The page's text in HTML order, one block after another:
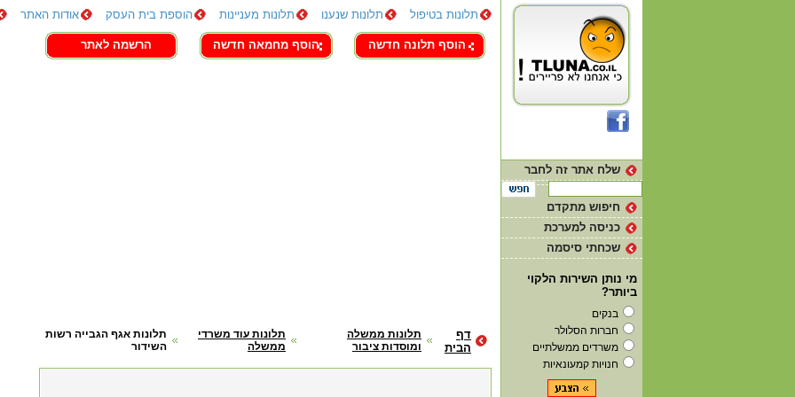
תלונות בטיפול תלונות שנענו תלונות מעניינות הוספת בית העסק אודות האתר
צור קשר
הוסף תלונה חדשה הוסף מחמאה חדשה הרשמה לאתר
תלונות אגף הגבייה רשות
השידור
תלונות עוד משרדי
ממשלה
תלונות ממשלה
ומוסדות ציבור
דף
הבית
שלח אתר זה לחבר
חיפוש מתקדם
כניסה למערכת
שכחתי סיסמה
מי נותן השירות הלקוי
ביותר?
בנקים
חברות הסלולר
משרדים ממשלתיים
חנויות קמעונאיות